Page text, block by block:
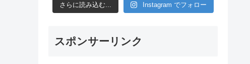
さらに読み込む... Instagram でフォロー
スポンサーリンク